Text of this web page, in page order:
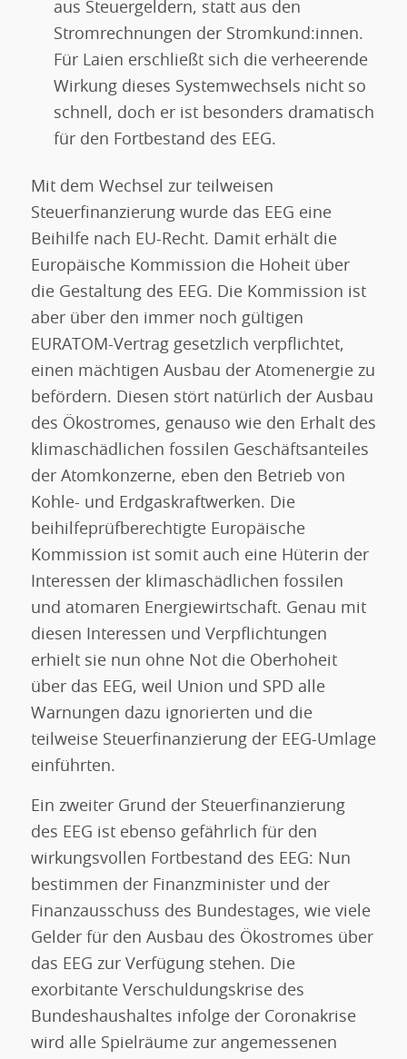
aus Steuergeldern, statt aus den
Stromrechnungen der Stromkund:innen.
Für Laien erschließt sich die verheerende
Wirkung dieses Systemwechsels nicht so
schnell, doch er ist besonders dramatisch
für den Fortbestand des EEG.
Mit dem Wechsel zur teilweisen
Steuerfinanzierung wurde das EEG eine
Beihilfe nach EU-Recht. Damit erhält die
Europäische Kommission die Hoheit über
die Gestaltung des EEG. Die Kommission ist
aber über den immer noch gültigen
EURATOM-Vertrag gesetzlich verpflichtet,
einen mächtigen Ausbau der Atomenergie zu
befördern. Diesen stört natürlich der Ausbau
des Ökostromes, genauso wie den Erhalt des
klimaschädlichen fossilen Geschäftsanteiles
der Atomkonzerne, eben den Betrieb von
Kohle- und Erdgaskraftwerken. Die
beihilfeprüfberechtigte Europäische
Kommission ist somit auch eine Hüterin der
Interessen der klimaschädlichen fossilen
und atomaren Energiewirtschaft. Genau mit
diesen Interessen und Verpflichtungen
erhielt sie nun ohne Not die Oberhoheit
über das EEG, weil Union und SPD alle
Warnungen dazu ignorierten und die
teilweise Steuerfinanzierung der EEG-Umlage
einführten.
Ein zweiter Grund der Steuerfinanzierung
des EEG ist ebenso gefährlich für den
wirkungsvollen Fortbestand des EEG: Nun
bestimmen der Finanzminister und der
Finanzausschuss des Bundestages, wie viele
Gelder für den Ausbau des Ökostromes über
das EEG zur Verfügung stehen. Die
exorbitante Verschuldungskrise des
Bundeshaushaltes infolge der Coronakrise
wird alle Spielräume zur angemessenen